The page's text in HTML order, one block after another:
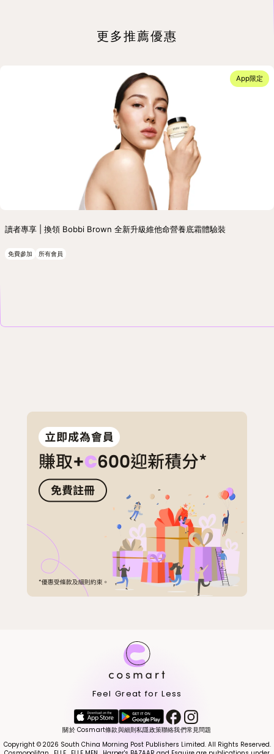
更多推薦優惠
App限定
讀者專享 | 換領 Bobbi Brown 全新升級維他命營養底霜體驗裝
免費參加 所有會員
Feel Great for Less
關於 Cosmart條款與細則私隱政策聯絡我們常見問題
Copyright © 2026 South China Morning Post Publishers Limited. All Rights Reserved.